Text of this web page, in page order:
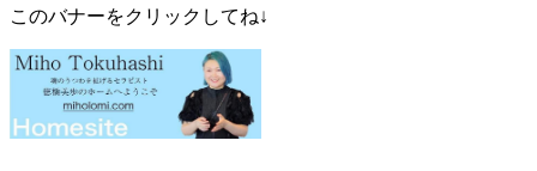
このバナーをクリックしてね↓